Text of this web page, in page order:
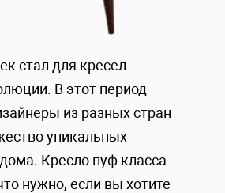
стал для кресел
В этот период
из разных стран
уникальных
Кресло пуф класса
нужно, если вы хотите